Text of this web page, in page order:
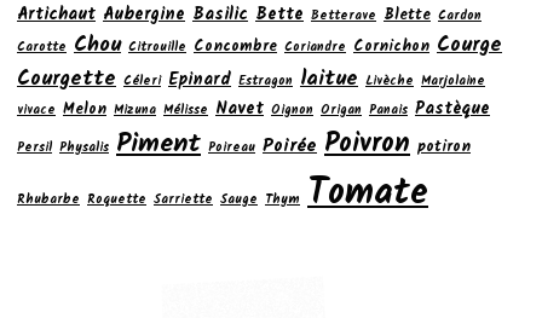
Artichaut Aubergine Basilic Bette Betterave Blette Cardon
Carotte Chou Citrouille Concombre Coriandre Cornichon Courge
Courgette Céleri Epinard Estragon laitue Livèche Marjolaine
vivace Melon Mizuna Mélisse Navet Oignon Origan Panais Pastèque
Persil Physalis Piment Poireau Poirée Poivron potiron
Rhubarbe Roquette Sarriette Sauge Thym Tomate